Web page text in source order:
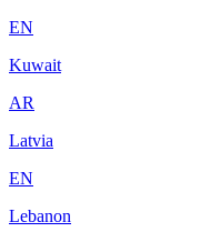
EN
Kuwait
AR
Latvia
EN
Lebanon